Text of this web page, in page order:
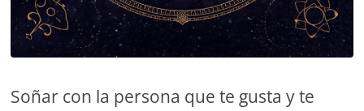
Soñar con la persona que te gusta y te